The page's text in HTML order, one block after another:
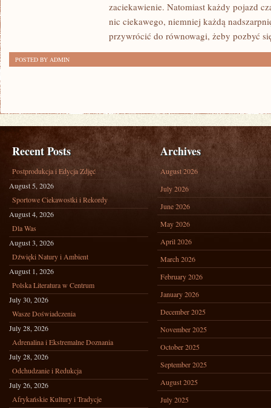
zaciekawienie. Natomiast każdy pojazd
nic ciekawego, niemniej każdą
przywrócić do równowagi, żeby pozbyć
POSTED BY ADMIN
Recent Posts
Postprodukcja i Edycja Zdjęć
August 5, 2026
Sportowe Ciekawostki i Rekordy
August 4, 2026
Dla Was
August 3, 2026
Dźwięki Natury i Ambient
August 1, 2026
Polska Literatura w Centrum
July 30, 2026
Wasze Doświadczenia
July 28, 2026
Adrenalina i Ekstremalne Doznania
July 28, 2026
Odchudzanie i Redukcja
July 26, 2026
Afrykańskie Kultury i Tradycje
Archives
August 2026
July 2026
June 2026
May 2026
April 2026
March 2026
February 2026
January 2026
December 2025
November 2025
October 2025
September 2025
August 2025
July 2025